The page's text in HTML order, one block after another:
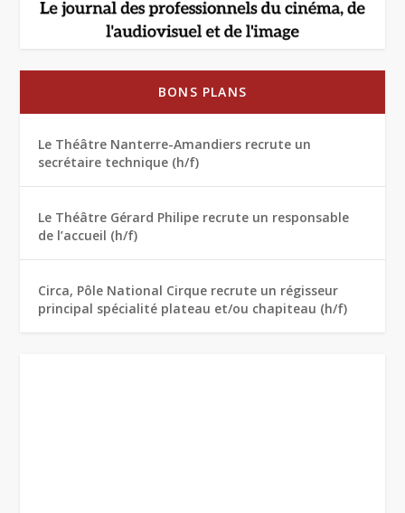
BONS PLANS
Le Théâtre Nanterre-Amandiers recrute un
secrétaire technique (h/f)
Le Théâtre Gérard Philipe recrute un responsable
de l’accueil (h/f)
Circa, Pôle National Cirque recrute un régisseur
principal spécialité plateau et/ou chapiteau (h/f)